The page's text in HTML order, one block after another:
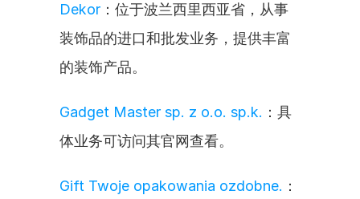
Dekor ：位于波兰西里西亚省，从事
装饰品的进口和批发业务，提供丰富
的装饰产品。
Gadget Master sp. z o.o. sp.k. ：具
体业务可访问其官网查看。
Gift Twoje opakowania ozdobne. ：